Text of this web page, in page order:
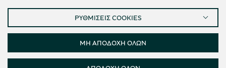
ΣΥΝΔΕΘΕΊΤΕ ΜΑΖΊ ΜΑΣ
ON LINE ΑΓΟΡΕΣ
ΡΥΘΜΙΣΕΙΣ COOKIES
ΜΗ ΑΠΟΔΟΧΗ ΟΛΩΝ